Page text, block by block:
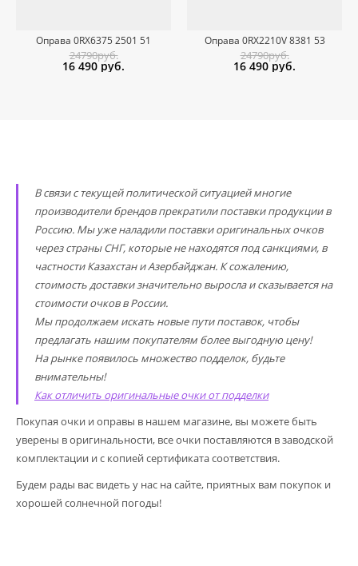
Оправа 0RX6375 2501 51
24790руб.
16 490 руб.
Оправа 0RX2210V 8381 53
24790руб.
16 490 руб.
В связи с текущей политической ситуацией многие
производители брендов прекратили поставки продукции в
Россию. Мы уже наладили поставки оригинальных очков
через страны СНГ, которые не находятся под санкциями, в
частности Казахстан и Азербайджан. К сожалению,
стоимость доставки значительно выросла и сказывается на
стоимости очков в России.
Мы продолжаем искать новые пути поставок, чтобы
предлагать нашим покупателям более выгодную цену!
На рынке появилось множество подделок, будьте
внимательны!
Как отличить оригинальные очки от подделки
Покупая очки и оправы в нашем магазине, вы можете быть
уверены в оригинальности, все очки поставляются в заводской
комплектации и с копией сертификата соответствия.
Будем рады вас видеть у нас на сайте, приятных вам покупок и
хорошей солнечной погоды!